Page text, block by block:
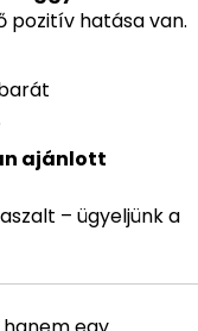
pozitív hatása van.
ajánlott
– ügyeljünk a